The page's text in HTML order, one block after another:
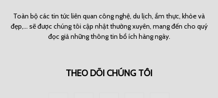
Toàn bộ các tin tức liên quan công nghệ, du lịch, ẩm thực, khỏe và
đẹp,... sẽ được chúng tôi cập nhật thường xuyên, mang đến cho quý
đọc giả những thông tin bổ ích hàng ngày.
THEO DÕI CHÚNG TÔI